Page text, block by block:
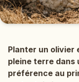
Planter un olivier
pleine terre dans
préférence au